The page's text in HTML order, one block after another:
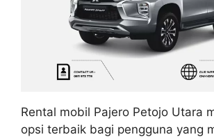
Rental mobil Pajero Petojo Utara
opsi terbaik bagi pengguna yang